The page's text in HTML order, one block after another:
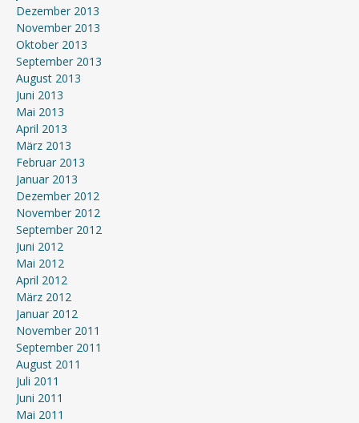
Dezember 2013
November 2013
Oktober 2013
September 2013
August 2013
Juni 2013
Mai 2013
April 2013
März 2013
Februar 2013
Januar 2013
Dezember 2012
November 2012
September 2012
Juni 2012
Mai 2012
April 2012
März 2012
Januar 2012
November 2011
September 2011
August 2011
Juli 2011
Juni 2011
Mai 2011